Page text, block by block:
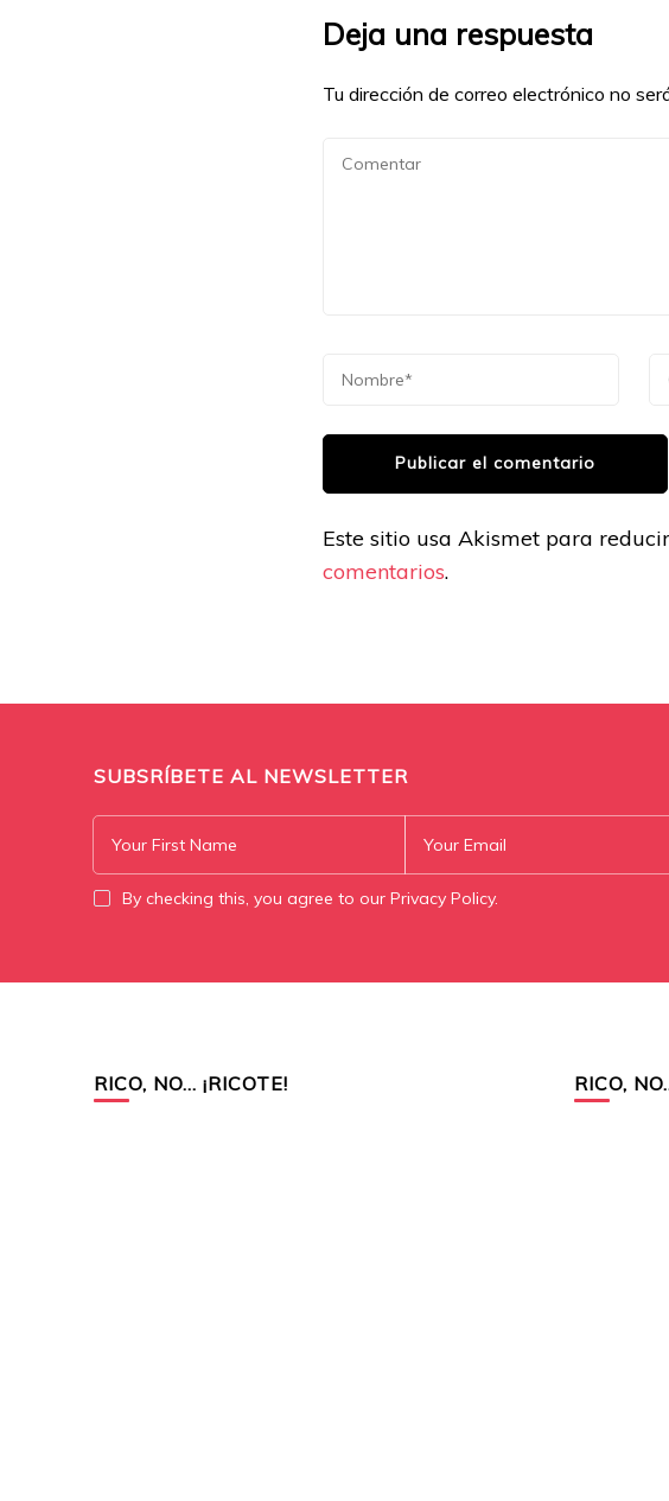
Deja una respuesta
Tu dirección de correo electrónico no
Este sitio usa Akismet para
comentarios.
SUBSRÍBETE AL NEWSLETTER
By checking this, you agree to our Privacy Policy.
RICO, NO… ¡RICOTE! RICO,